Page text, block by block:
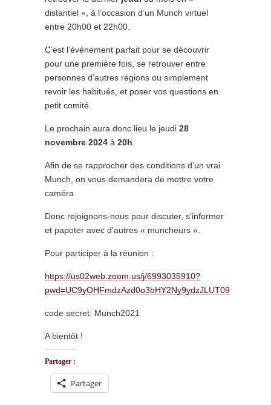
distantiel », à l’occasion d’un Munch virtuel
entre 20h00 et 22h00.
C’est l’événement parfait pour se découvrir
pour une première fois, se retrouver entre
personnes d’autres régions ou simplement
revoir les habitués, et poser vos questions en
petit comité.
Le prochain aura donc lieu le jeudi 28
novembre 2024 à 20h
Afin de se rapprocher des conditions d’un vrai
Munch, on vous demandera de mettre votre
caméra
Donc rejoignons-nous pour discuter, s’informer
et papoter avec d’autres « muncheurs ».
Pour participer à la réunion :
https://us02web.zoom.us/j/6993035910?
pwd=UC9yOHFmdzAzd0o3bHY2Ny9ydzJLUT09
code secret: Munch2021
A bientôt !
Partager :
Partager